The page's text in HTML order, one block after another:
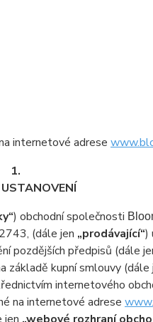
internetové adrese
1.
) obchodní společnosti
(dále jen „prodávající“)
pozdějších předpisů (dále
základě kupní smlouvy (dále
internetového
na internetové adrese